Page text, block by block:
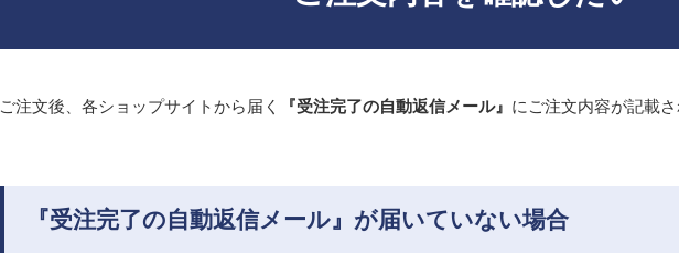
ご注文後、各ショップサイトから届く 『受注完了の自動返信メール』 にご注文内容が記載さ
『受注完了の自動返信メール』が届いていない場合